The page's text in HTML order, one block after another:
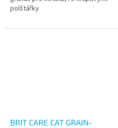
polštářky
BRIT CARE CAT GRAIN-